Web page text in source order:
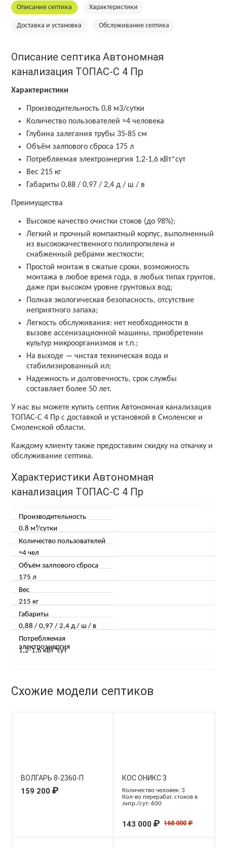
Описание септика Характеристики
Доставка и установка Обслуживание септика
Описание септика Автономная
канализация ТОПАС-С 4 Пр
Характеристики
Производительность 0,8 м3/сутки
Количество пользователей ≈4 человека
Глубина залегания трубы 35-85 см
Объём залпового сброса 175 л
Потребляемая электроэнергия 1,2-1,6 кВт*сут
Вес 215 кг
Габариты 0,88 / 0,97 / 2,4 д / ш / в
Преимущества
Высокое качество очистки стоков (до 98%);
Легкий и прочный компактный корпус, выполненный
из высококачественного полипропилена и
снабженный ребрами жесткости;
Простой монтаж в сжатые сроки, возможность
монтажа в любое время года, в любых типах грунтов,
даже при высоком уровне грунтовых вод;
Полная экологическая безопасность, отсутствие
неприятного запаха;
Легкость обслуживания: нет необходимости в
вызове ассенизационной машины, приобретении
культур микроорганизмов и т.п.;
На выходе — чистая техническая вода и
стабилизированный ил;
Надежность и долговечность, срок службы
составляет более 50 лет.
У нас вы можете купить септик Автономная канализация
ТОПАС-С 4 Пр с доставкой и установкой в Смоленске и
Смоленской области.
Каждому клиенту также предоставим скидку на откачку и
обслуживание септика.
Характеристики Автономная
канализация ТОПАС-С 4 Пр
Производительность
0.8 м³/сутки
Количество пользователей
≈4 чел
Объём залпового сброса
175 л
Вес
215 кг
Габариты
0,88 / 0,97 / 2,4 д / ш / в
Потребляемая
электроэнергия
1,2-1,6 кВт*сут
Схожие модели септиков
ВОЛГАРЬ 8-2360-П
159 200 ₽
КОС ОНИКС 3
Количество человек: 3
Кол-во перерабат. стоков в
литр./сут: 600
143 000 ₽ 168 000 ₽